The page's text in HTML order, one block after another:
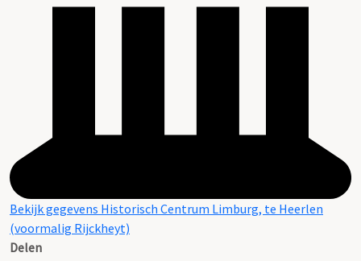
Bekijk gegevens Historisch Centrum Limburg, te Heerlen
(voormalig Rijckheyt)
Delen